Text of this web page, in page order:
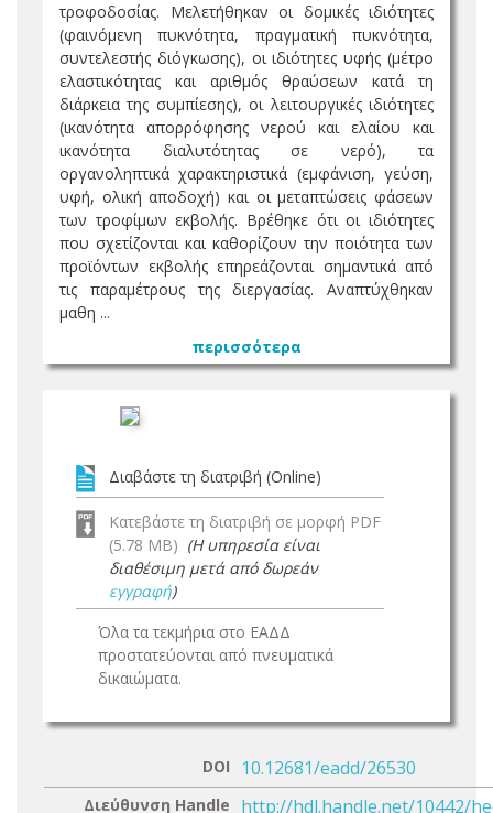
τροφοδοσίας. Μελετήθηκαν οι δομικές ιδιότητες
(φαινόμενη πυκνότητα, πραγματική πυκνότητα,
συντελεστής διόγκωσης), οι ιδιότητες υφής (μέτρο
ελαστικότητας και αριθμός θραύσεων κατά τη
διάρκεια της συμπίεσης), οι λειτουργικές ιδιότητες
(ικανότητα απορρόφησης νερού και ελαίου και
ικανότητα διαλυτότητας σε νερό), τα
οργανοληπτικά χαρακτηριστικά (εμφάνιση, γεύση,
υφή, ολική αποδοχή) και οι μεταπτώσεις φάσεων
των τροφίμων εκβολής. Βρέθηκε ότι οι ιδιότητες
που σχετίζονται και καθορίζουν την ποιότητα των
προϊόντων εκβολής επηρεάζονται σημαντικά από
τις παραμέτρους της διεργασίας. Αναπτύχθηκαν
μαθη ...
περισσότερα
Διαβάστε τη διατριβή (Online)
Κατεβάστε τη διατριβή σε μορφή PDF
(5.78 MB) (Η υπηρεσία είναι
διαθέσιμη μετά από δωρεάν
εγγραφή)
Όλα τα τεκμήρια στο ΕΑΔΔ
προστατεύονται από πνευματικά
δικαιώματα.
DOI 10.12681/eadd/26530
Διεύθυνση Handle http://hdl.handle.net/10442/